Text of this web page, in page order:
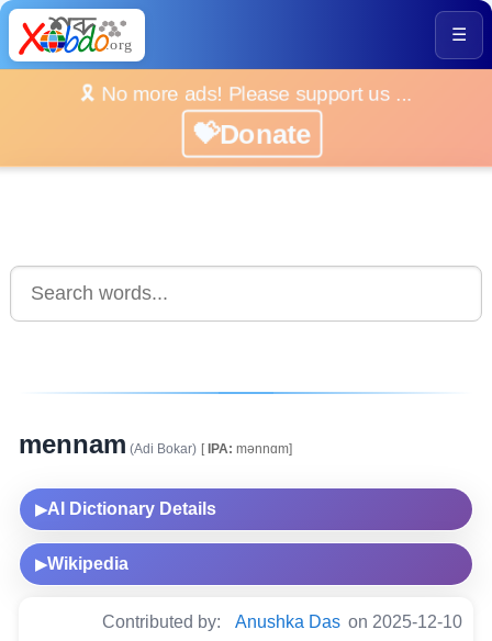
☰
🎗️ No more ads! Please support us ...
💝Donate
mennam (Adi Bokar) [IPA: mənnɑm]
▶AI Dictionary Details
▶Wikipedia
Contributed by: Anushka Das on 2025-12-10